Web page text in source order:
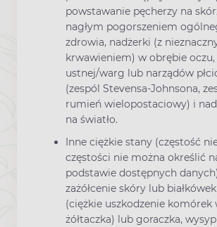
powstawanie pęcherzy na
nagłym pogorszeniem
zdrowia, nadżerki (z
krwawieniem) w obrębie
ustnej/warg lub narządów
(zespól Stevensa-Johnsona,
rumień wielopostaciowy) i
na światło.
Inne ciężkie stany (częstość
częstości nie można określić
podstawie dostępnych
zażółcenie skóry lub
(ciężkie uszkodzenie komórek
żółtaczka) lub goraczka,